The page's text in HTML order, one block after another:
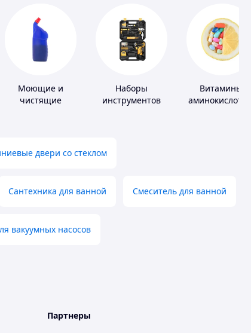
Моющие и
чистящие
Наборы
инструментов
Витамины,
аминокислоты
двери со стеклом
Сантехника для ванной Смеситель для ванной
вакуумных насосов
Партнеры